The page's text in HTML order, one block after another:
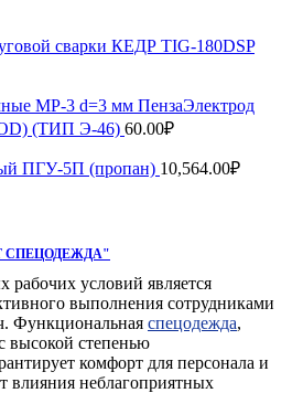
сварки КЕДР TIG-180DSP
МР-3 d=3 мм ПензаЭлектрод
(ТИП Э-46) 60.00₽
ПГУ-5П (пропан) 10,564.00₽
СПЕЦОДЕЖДА"
рабочих условий является
выполнения сотрудниками
Функциональная спецодежда,
высокой степенью
комфорт для персонала и
влияния неблагоприятных